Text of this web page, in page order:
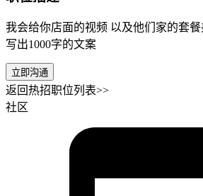
我会给你店面的视频 以及他们家的套
写出1000字的文案
立即沟通
返回热招职位列表>>
社区